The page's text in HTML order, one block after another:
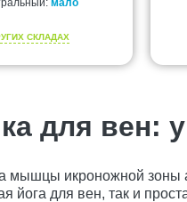
мало
СКЛАДАХ
для вен:
мышцы икроножной зоны
йога для вен, так и